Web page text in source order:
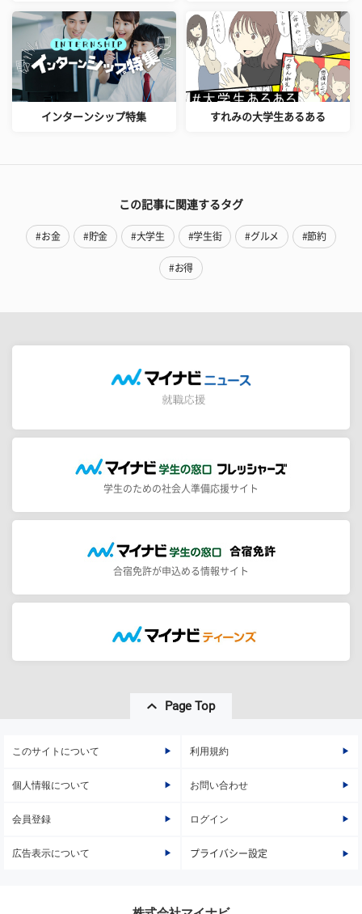
インターンシップ特集 すれみの大学生あるある
この記事に関連するタグ
#お金 #貯金 #大学生 #学生街 #グルメ #節約
#お得
学生のための社会人準備応援サイト
合宿免許が申込める情報サイト
Page Top
このサイトについて 利用規約
個人情報について お問い合わせ
会員登録 ログイン
広告表示について プライバシー設定